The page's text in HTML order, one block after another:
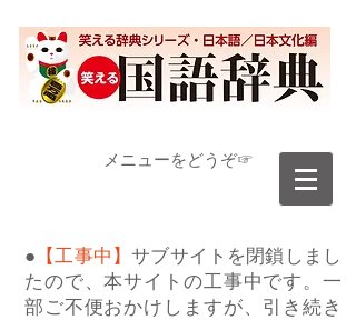
​メニューをどうぞ☞
● 【工事中】サブサイトを閉鎖しまし
たので、本サイトの工事中です。一
部ご不便おかけしますが、引き続き